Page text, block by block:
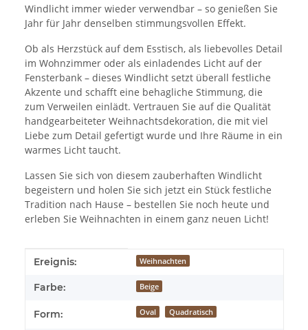
Windlicht immer wieder verwendbar – so genießen Sie
Jahr für Jahr denselben stimmungsvollen Effekt.
Ob als Herzstück auf dem Esstisch, als liebevolles Detail
im Wohnzimmer oder als einladendes Licht auf der
Fensterbank – dieses Windlicht setzt überall festliche
Akzente und schafft eine behagliche Stimmung, die
zum Verweilen einlädt. Vertrauen Sie auf die Qualität
handgearbeiteter Weihnachtsdekoration, die mit viel
Liebe zum Detail gefertigt wurde und Ihre Räume in ein
warmes Licht taucht.
Lassen Sie sich von diesem zauberhaften Windlicht
begeistern und holen Sie sich jetzt ein Stück festliche
Tradition nach Hause – bestellen Sie noch heute und
erleben Sie Weihnachten in einem ganz neuen Licht!
Produkteigenschaft
Wert
Ereignis: Weihnachten
Farbe: Beige
Form: Oval Quadratisch